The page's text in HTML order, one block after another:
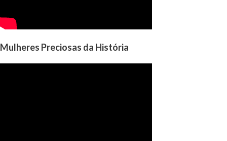
Mulheres Preciosas da História